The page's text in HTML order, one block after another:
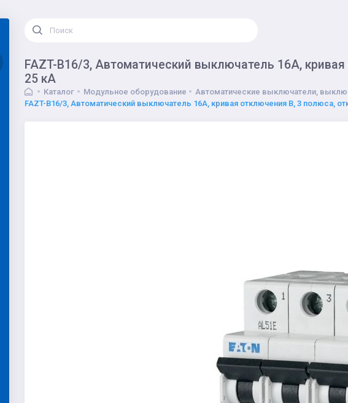
FAZT-B16/3, Автоматический выключатель 16А,
25 кА
Каталог Модульное оборудование Автоматические выключатели,
FAZT-B16/3, Автоматический выключатель 16А, кривая отключения В, 3 полюса,